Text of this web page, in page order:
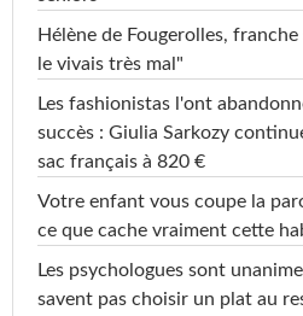
Hélène de Fougerolles,
le vivais très mal"
Les fashionistas l'ont
succès : Giulia Sarkozy
sac français à 820 €
Votre enfant vous coupe la
ce que cache vraiment cette
Les psychologues sont
savent pas choisir un plat au